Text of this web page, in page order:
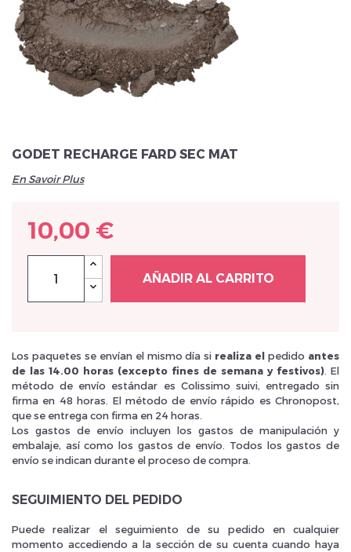
Inscrivez vous et ainsi bénéficier des tarifs professionnel
GODET RECHARGE FARD SEC MAT
En Savoir Plus
10,00 €
AÑADIR AL CARRITO
Los paquetes se envían el mismo día si realiza el pedido antes
de las 14.00 horas (excepto fines de semana y festivos) . El
método de envío estándar es Colissimo suivi, entregado sin
firma en 48 horas. El método de envío rápido es Chronopost,
que se entrega con firma en 24 horas.
Los gastos de envío incluyen los gastos de manipulación y
embalaje, así como los gastos de envío. Todos los gastos de
envío se indican durante el proceso de compra.
SEGUIMIENTO DEL PEDIDO
Puede realizar el seguimiento de su pedido en cualquier
momento accediendo a la sección de su cuenta cuando haya